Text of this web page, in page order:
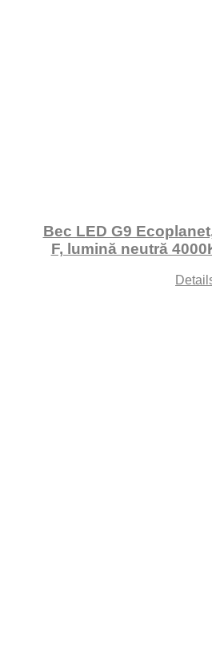
Bec LED G9
F, lumină neutră